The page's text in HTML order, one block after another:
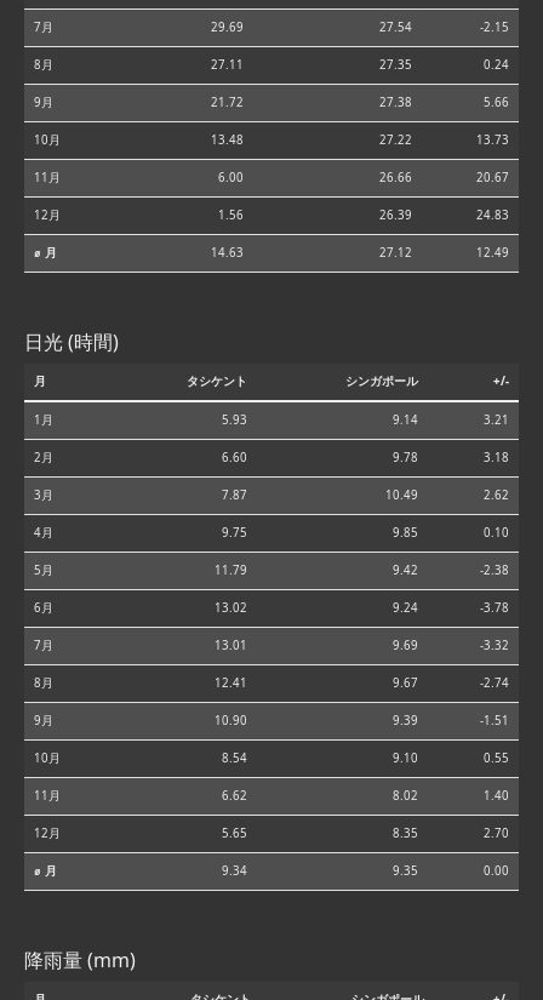
7月 29.69 27.54 -2.15
8月 27.11 27.35 0.24
9月 21.72 27.38 5.66
10月 13.48 27.22 13.73
11月 6.00 26.66 20.67
12月 1.56 26.39 24.83
⌀ 月 14.63 27.12 12.49
日光 (時間)
月 タシケント シンガポール +/-
1月 5.93 9.14 3.21
2月 6.60 9.78 3.18
3月 7.87 10.49 2.62
4月 9.75 9.85 0.10
5月 11.79 9.42 -2.38
6月 13.02 9.24 -3.78
7月 13.01 9.69 -3.32
8月 12.41 9.67 -2.74
9月 10.90 9.39 -1.51
10月 8.54 9.10 0.55
11月 6.62 8.02 1.40
12月 5.65 8.35 2.70
⌀ 月 9.34 9.35 0.00
降雨量 (mm)